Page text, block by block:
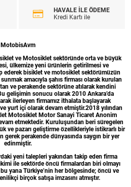
HAVALE İLE ÖDEME
Kredi Kartı ile
MotobisAvm
ve Motosiklet sektöründe orta ve büyük
ülkemize yeni ürünlerin getirilmesi ve
ederek bisiklet ve motosiklet sektörümüzün
amacıyla şahıs firması olarak kurulan
ve perakende sektörüne atılarak kendini
gelişimin sonucu olarak 2010 Ankara’da
ilerleyen firmamız ithalata başlayarak
yurt içi olarak devam etmiştir.2018 yılından
Motosiklet Motor Sanayi Ticaret Anonim
etmektedir. Kuruluşundan beri süregelen
ve pazarı geliştirme özellikleriyle istikrarlı bir
gerek perakende dünyasında saygın bir yer
edinmiştir.
yeni talepleri yakından takip eden firma
ile sektörde öncü firmalardan biri olmayı
yana Türkiye’nin her bölgesinde; öncü ve
birçok satışa imzasını atmıştır.